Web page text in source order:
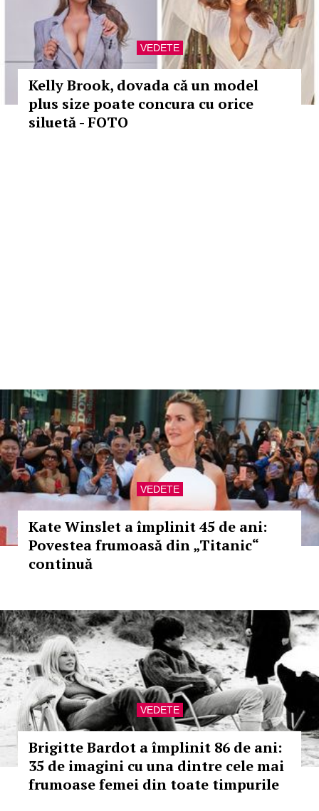
VEDETE
Kelly Brook, dovada că un model
plus size poate concura cu orice
siluetă - FOTO
VEDETE
Kate Winslet a împlinit 45 de ani:
Povestea frumoasă din „Titanic“
continuă
VEDETE
Brigitte Bardot a împlinit 86 de ani:
35 de imagini cu una dintre cele mai
frumoase femei din toate timpurile